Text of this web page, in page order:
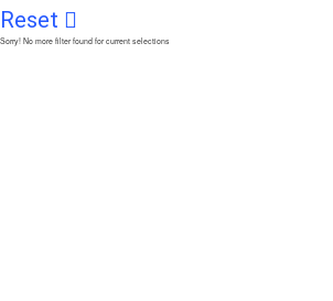
Reset
Sorry! No more filter found for current selections